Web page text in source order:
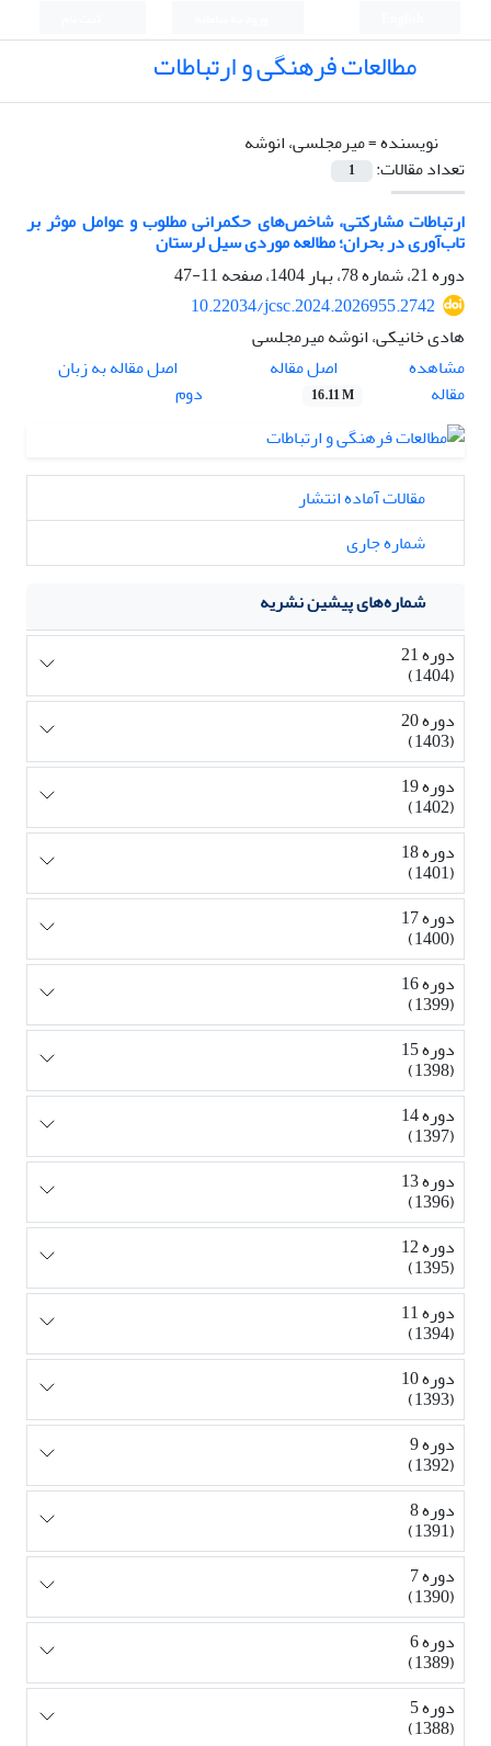
مطالعات فرهنگی و ارتباطات
نویسنده =میرمجلسی، انوشه
تعداد مقالات:
1
ارتباطات مشارکتی، شاخص‌های حکمرانی مطلوب و عوامل موثر بر
تاب‌آوری در بحران؛ مطالعه موردی سیل لرستان
دوره 21، شماره 78، بهار 1404، صفحه
11-47
10.22034/jcsc.2024.2026955.2742
هادی خانیکی، انوشه میرمجلسی
مشاهده
مقاله
اصل مقاله
16.11 M
اصل مقاله به زبان
دوم
مقالات آماده انتشار
شماره جاری
شماره‌های پیشین نشریه
دوره 21
(1404)
دوره 20
(1403)
دوره 19
(1402)
دوره 18
(1401)
دوره 17
(1400)
دوره 16
(1399)
دوره 15
(1398)
دوره 14
(1397)
دوره 13
(1396)
دوره 12
(1395)
دوره 11
(1394)
دوره 10
(1393)
دوره 9
(1392)
دوره 8
(1391)
دوره 7
(1390)
دوره 6
(1389)
دوره 5
(1388)